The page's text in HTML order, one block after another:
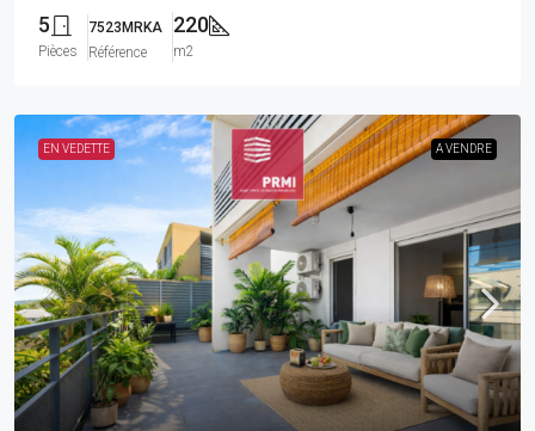
5
Pièces
7523MRKA
Référence
220
m2
EN VEDETTE A VENDRE